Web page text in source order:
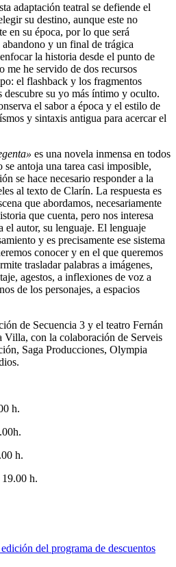
adaptación teatral se defiende el
su destino, aunque este no
en su época, por lo que será
y un final de trágica
la historia desde el punto de
me he servido de dos recursos
el flashback y los fragmentos
descubre su yo más íntimo y oculto.
el sabor a época y el estilo de
y sintaxis antigua para acercar el
es una novela inmensa en todos
antoja una tarea casi imposible,
se hace necesario responder a la
al texto de Clarín. La respuesta es
que abordamos, necesariamente
que cuenta, pero nos interesa
el autor, su lenguaje. El lenguaje
y es precisamente ese sistema
conocer y en el que queremos
trasladar palabras a imágenes,
agestos, a inflexiones de voz a
de los personajes, a espacios
de Secuencia 3 y el teatro Fernán
con la colaboración de Serveis
Saga Producciones, Olympia
h.
h.
h.
del programa de descuentos